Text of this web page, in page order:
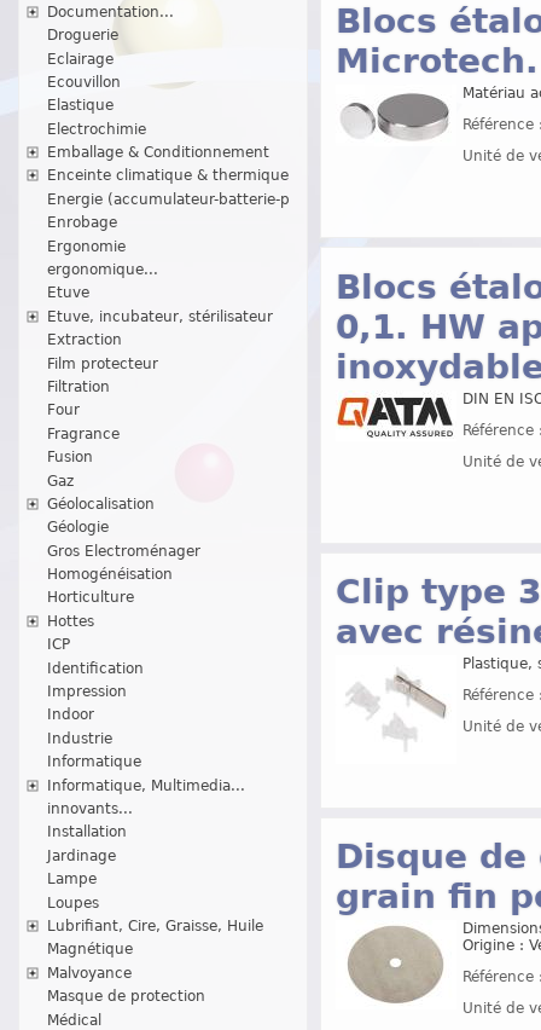
Documentation...
Droguerie
Eclairage
Ecouvillon
Elastique
Electrochimie
Emballage & Conditionnement
Enceinte climatique & thermique
Energie (accumulateur-batterie-p
Enrobage
Ergonomie
ergonomique...
Etuve
Etuve, incubateur, stérilisateur
Extraction
Film protecteur
Filtration
Four
Fragrance
Fusion
Gaz
Géolocalisation
Géologie
Gros Electroménager
Homogénéisation
Horticulture
Hottes
ICP
Identification
Impression
Indoor
Industrie
Informatique
Informatique, Multimedia...
innovants...
Installation
Jardinage
Lampe
Loupes
Lubrifiant, Cire, Graisse, Huile
Magnétique
Malvoyance
Masque de protection
Médical
Blocs
Matériau
Unité de
Blocs
0,1. HW
DIN EN
Unité de
Clip type
avec
Plastique,
Unité de
Disque de
grain fin
Origine :
Unité de